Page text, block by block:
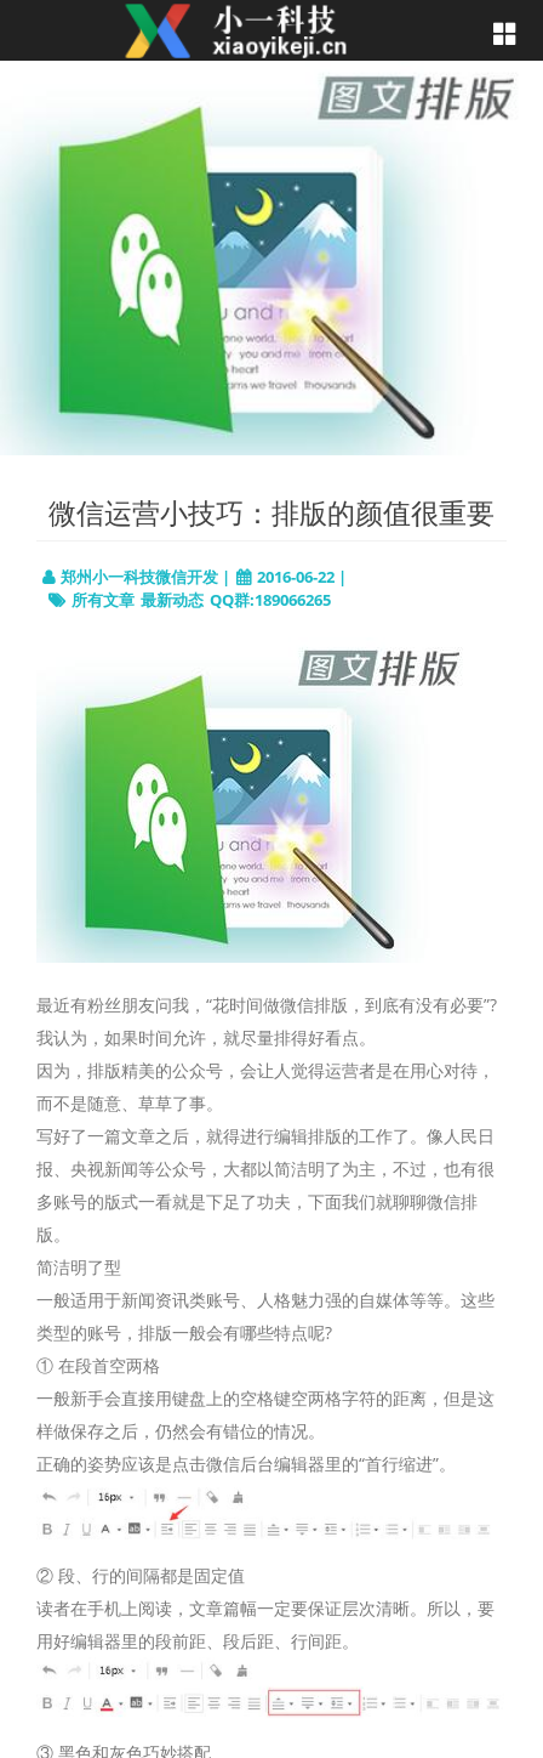
微信运营小技巧：排版的颜值很重要
郑州小一科技微信开发 |
2016-06-22 |
所有文章 最新动态 QQ群:189066265
最近有粉丝朋友问我，“花时间做微信排版，到底有没有必要”?
我认为，如果时间允许，就尽量排得好看点。
因为，排版精美的公众号，会让人觉得运营者是在用心对待，
而不是随意、草草了事。
写好了一篇文章之后，就得进行编辑排版的工作了。像人民日
报、央视新闻等公众号，大都以简洁明了为主，不过，也有很
多账号的版式一看就是下足了功夫，下面我们就聊聊微信排
版。
简洁明了型
一般适用于新闻资讯类账号、人格魅力强的自媒体等等。这些
类型的账号，排版一般会有哪些特点呢?
① 在段首空两格
一般新手会直接用键盘上的空格键空两格字符的距离，但是这
样做保存之后，仍然会有错位的情况。
正确的姿势应该是点击微信后台编辑器里的“首行缩进”。
② 段、行的间隔都是固定值
读者在手机上阅读，文章篇幅一定要保证层次清晰。所以，要
用好编辑器里的段前距、段后距、行间距。
③ 黑色和灰色巧妙搭配